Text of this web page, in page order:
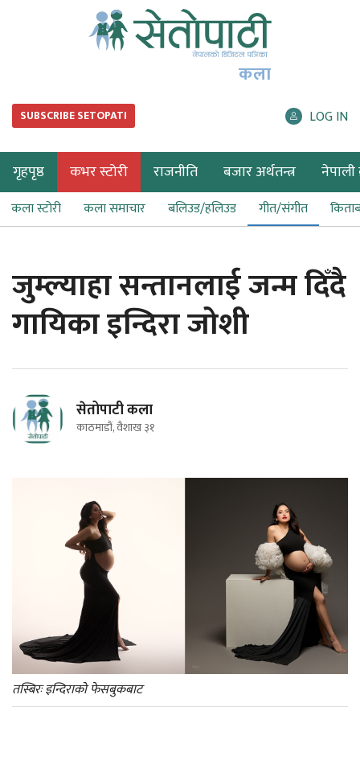
कला
SUBSCRIBE SETOPATI LOG IN
गृहपृष्ठ कभर स्टोरी राजनीति बजार अर्थतन्त्र नेपाली
कला स्टोरी कला समाचार बलिउड/हलिउड गीत/संगीत
जुम्ल्याहा सन्तानलाई जन्म दिँदै
गायिका इन्दिरा जोशी
सेतोपाटी कला
काठमाडौं, वैशाख ३१
तस्बिरः इन्दिराको फेसबुकबाट